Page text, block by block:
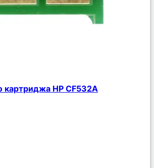
картриджа HP CF532A